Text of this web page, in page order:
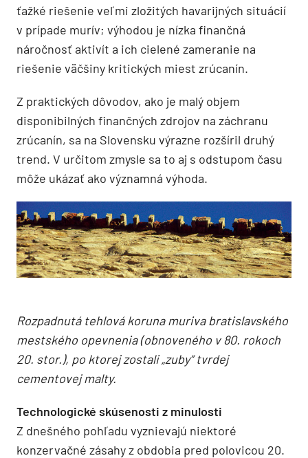
ťažké riešenie veľmi zložitých havarijných situácií
v prípade murív; výhodou je nízka finančná
náročnosť aktivít a ich cielené zameranie na
riešenie väčšiny kritických miest zrúcanín.
Z praktických dôvodov, ako je malý objem
disponibilných finančných zdrojov na záchranu
zrúcanín, sa na Slovensku výrazne rozšíril druhý
trend. V určitom zmysle sa to aj s odstupom času
môže ukázať ako významná výhoda.
Rozpadnutá tehlová koruna muriva bratislavského
mestského opevnenia (obnoveného­ v 80. rokoch
20. stor.), po ktorej zostali „zuby“ tvrdej
cementovej malty.
Technologické skúsenosti z minulosti
Z dnešného pohľadu vyznievajú niektoré
konzervačné zásahy z obdobia pred polovicou 20.